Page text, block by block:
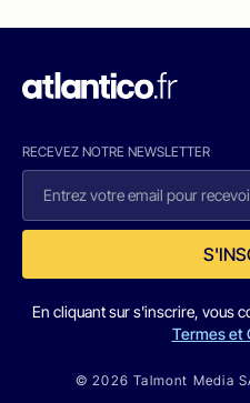
RECEVEZ NOTRE NEWSLETTER
En cliquant sur s'inscrire, vous
Termes et
© 2026 Talmont Media